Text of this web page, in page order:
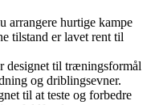
arrangere hurtige kampe
tilstand er lavet rent til
designet til træningsformål
og driblingsevner.
til at teste og forbedre